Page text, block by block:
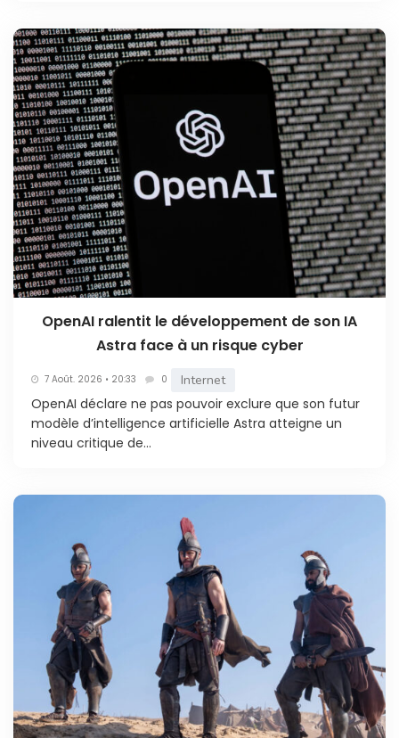
OpenAI ralentit le développement de son IA
Astra face à un risque cyber
7 Août. 2026 • 20:33 0 Internet
OpenAI déclare ne pas pouvoir exclure que son futur
modèle d’intelligence artificielle Astra atteigne un
niveau critique de...